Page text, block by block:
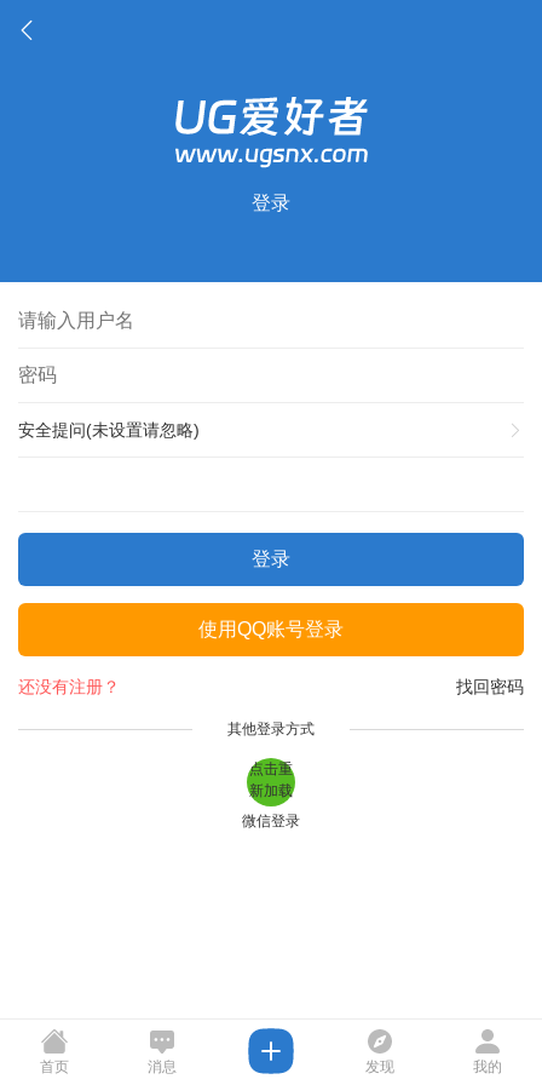
登录
安全提问(未设置请忽略)
登录
使用QQ账号登录
找回密码
还没有注册？
其他登录方式
点击重
新加载
微信登录
首页 消息 发现 我的